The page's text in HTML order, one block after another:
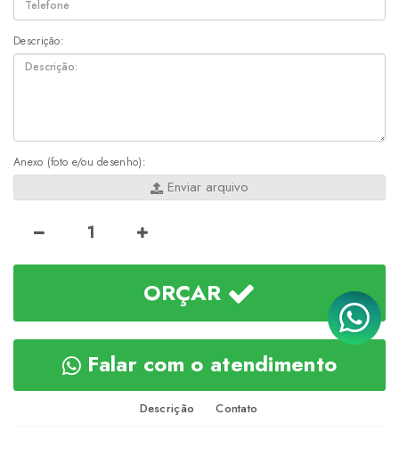
Descrição:
Anexo (foto e/ou desenho):
Enviar arquivo
ORÇAR
Falar com o atendimento
Descrição Contato